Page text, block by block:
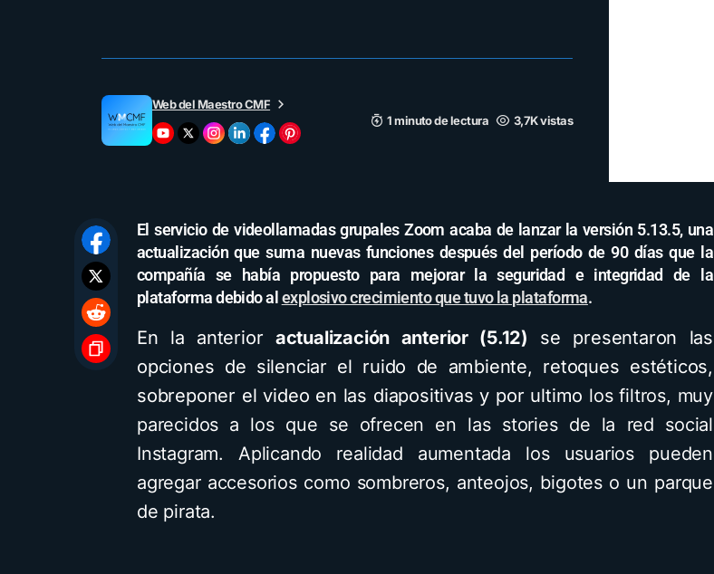
Web del Maestro CMF
1 minuto de lectura
3,7K vistas
El servicio de videollamadas grupales Zoom acaba de lanzar la versión 5.13.5, una
actualización que suma nuevas funciones después del período de 90 días que la
compañía se había propuesto para mejorar la seguridad e integridad de la
plataforma debido al explosivo crecimiento que tuvo la plataforma.
En la anterior actualización anterior (5.12) se presentaron las
opciones de silenciar el ruido de ambiente, retoques estéticos,
sobreponer el video en las diapositivas y por ultimo los filtros, muy
parecidos a los que se ofrecen en las stories de la red social
Instagram. Aplicando realidad aumentada los usuarios pueden
agregar accesorios como sombreros, anteojos, bigotes o un parque
de pirata.